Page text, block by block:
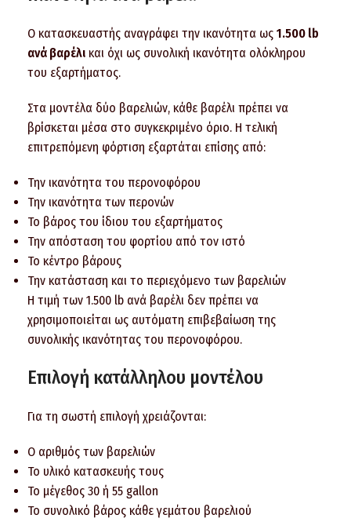
Ο κατασκευαστής αναγράφει την ικανότητα ως 1.500 lb
ανά βαρέλι και όχι ως συνολική ικανότητα ολόκληρου
του εξαρτήματος.
Στα μοντέλα δύο βαρελιών, κάθε βαρέλι πρέπει να
βρίσκεται μέσα στο συγκεκριμένο όριο. Η τελική
επιτρεπόμενη φόρτιση εξαρτάται επίσης από:
Την ικανότητα του περονοφόρου
Την ικανότητα των περονών
Το βάρος του ίδιου του εξαρτήματος
Την απόσταση του φορτίου από τον ιστό
Το κέντρο βάρους
Την κατάσταση και το περιεχόμενο των βαρελιών
Η τιμή των 1.500 lb ανά βαρέλι δεν πρέπει να
χρησιμοποιείται ως αυτόματη επιβεβαίωση της
συνολικής ικανότητας του περονοφόρου.
Επιλογή κατάλληλου μοντέλου
Για τη σωστή επιλογή χρειάζονται:
Ο αριθμός των βαρελιών
Το υλικό κατασκευής τους
Το μέγεθος 30 ή 55 gallon
Το συνολικό βάρος κάθε γεμάτου βαρελιού